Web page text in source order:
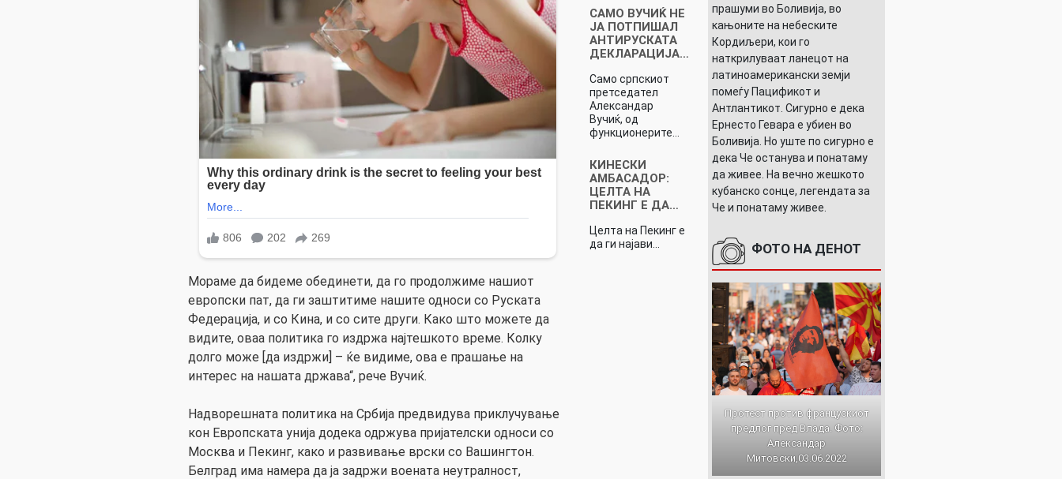
Мораме да бидеме обединети, да го продолжиме нашиот
европски пат, да ги заштитиме нашите односи со Руската
Федерација, и со Кина, и со сите други. Како што можете да
видите, оваа политика го издржа најтешкото време. Колку
долго може [да издржи] – ќе видиме, ова е прашање на
интерес на нашата држава“, рече Вучиќ.
Надворешната политика на Србија предвидува приклучување
кон Европската унија додека одржува пријателски односи со
Москва и Пекинг, како и развивање врски со Вашингтон.
Белград има намера да ја задржи воената неутралност,
САМО ВУЧИЌ НЕ
ЈА ПОТПИШАЛ
АНТИРУСКАТА
ДЕКЛАРАЦИЈА…
Само српскиот
претседател
Александар
Вучиќ, од
функционерите…
КИНЕСКИ
АМБАСАДОР:
ЦЕЛТА НА
ПЕКИНГ Е ДА…
Целта на Пекинг е
да ги најави…
прашуми во Боливија, во
кањоните на небеските
Кордиљери, кои го
наткрилуваат ланецот на
латиноамерикански земји
помеѓу Пацификот и
Антлантикот. Сигурно е дека
Ернесто Гевара е убиен во
Боливија. Но уште по сигурно е
дека Че останува и понатаму
да живее. На вечно жешкото
кубанско сонце, легендата за
Че и понатаму живее.
ФОТО НА ДЕНОТ
Протест против францускиот
предлог пред Влада. Фото:
Александар
Митовски,03.06.2022